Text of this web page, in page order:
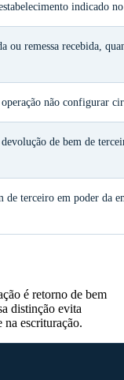
indicado
ou remessa recebida,
operação não configurar
de bem de
de terceiro em poder da
é retorno de bem
distinção evita
escrituração.